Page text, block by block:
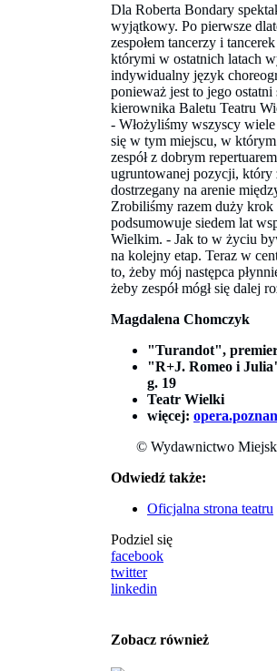
Dla Roberta Bondary
wyjątkowy. Po pierwsze
zespołem tancerzy i
którymi w ostatnich latach
indywidualny język
ponieważ jest to jego
kierownika Baletu Teatru
- Włożyliśmy wszyscy
się w tym miejscu, w
zespół z dobrym
ugruntowanej pozycji, który
dostrzegany na arenie
Zrobiliśmy razem duży krok
podsumowuje siedem lat
Wielkim. - Jak to w życiu
na kolejny etap. Teraz w
to, żeby mój następca
żeby zespół mógł się dalej
Magdalena Chomczyk
"Turandot",
"R+J. Romeo i
g. 19
Teatr Wielki
więcej:
© Wydawnictwo
Odwiedź także:
Oficjalna strona teatru
Podziel się
facebook
twitter
linkedin
Zobacz również